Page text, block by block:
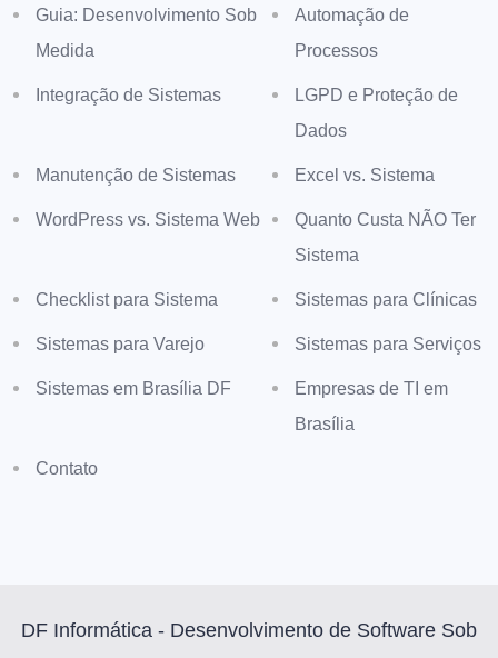
Guia: Desenvolvimento Sob
Medida
Automação de
Processos
Integração de Sistemas
LGPD e Proteção de
Dados
Manutenção de Sistemas Excel vs. Sistema
WordPress vs. Sistema Web
Quanto Custa NÃO Ter
Sistema
Checklist para Sistema Sistemas para Clínicas
Sistemas para Varejo Sistemas para Serviços
Sistemas em Brasília DF
Empresas de TI em
Brasília
Contato
DF Informática - Desenvolvimento de Software Sob